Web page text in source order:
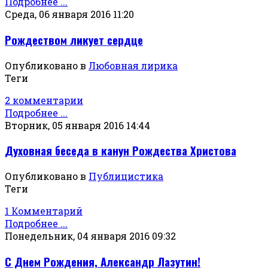
Среда, 06 января 2016 11:20
Рождеством ликует сердце
Опубликовано в Любовная лирика
Теги
2 комментарии
Подробнее ...
Вторник, 05 января 2016 14:44
Духовная беседа в канун Рождества Христова
Опубликовано в Публицистика
Теги
1 Комментарий
Подробнее ...
Понедельник, 04 января 2016 09:32
С Днем Рождения, Александр Лазутин!